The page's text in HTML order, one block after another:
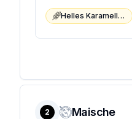
Helles Karamellmalz
2 Maische